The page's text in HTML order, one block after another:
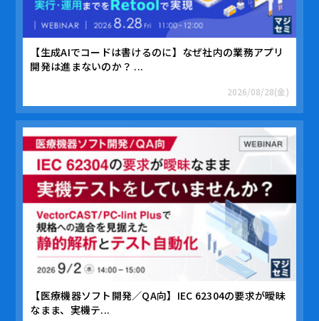
【生成AIでコードは書けるのに】なぜ社内の業務アプリ
開発は進まないのか？ ...
2026/08/28(金)
【医療機器ソフト開発／QA向】IEC 62304の要求が曖昧
なまま、実機テ...